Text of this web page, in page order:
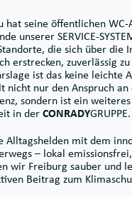
hat seine öffentlichen WC-
unserer SERVICE-
die sich über die
erstrecken, zuverlässig
ist das keine leichte
nicht nur den Anspruch an
sondern ist ein
in der CONRADYGRUPPE.
Alltagshelden mit dem
– lokal
wir Freiburg sauber und
Beitrag zum